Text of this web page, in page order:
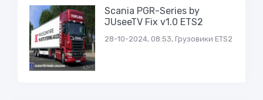
Scania PGR-Series by
JUseeTV Fix v1.0 ETS2
28-10-2024, 08:53, Грузовики ETS2